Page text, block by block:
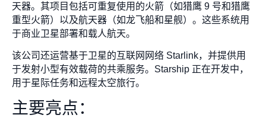
天器。其项目包括可重复使用的火箭（如猎鹰 9 号和猎鹰
重型火箭）以及航天器（如龙飞船和星舰）。这些系统用
于商业卫星部署和载人航天。
该公司还运营基于卫星的互联网网络 Starlink，并提供用
于发射小型有效载荷的共乘服务。Starship 正在开发中，
用于星际任务和远程太空旅行。
主要亮点：